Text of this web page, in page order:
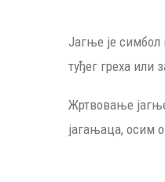
Јагње је симбол
туђег греха или
Жртвовање
јагањаца, осим